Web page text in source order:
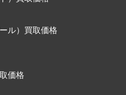
ル）買取価格
価格